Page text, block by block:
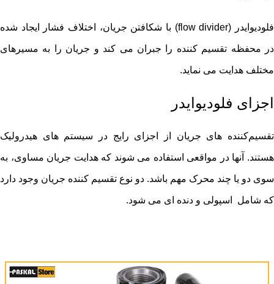
فلودیوایدر (flow divider) با شکافتن جریان، اختلاف فشار ایجاد شده
در محفظه تقسیم کننده را جبران می کند و جریان را به مسیرهای
مختلف هدایت می نماید.
اجزای فلودیوایدر
تقسیم‌کننده‌ های جریان از اجزای رایج در سیستم ‌های هیدرولیک
هستند. آنها در مواقعی استفاده می شوند که هدایت جریان مساوی، به
سوی دو یا چند محرک مهم باشد. دو نوع تقسیم کننده جریان وجود دارد
که شامل اسپولی و دنده ای می شود.